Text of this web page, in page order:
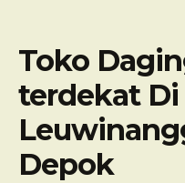
Toko
terdekat Di
Depok